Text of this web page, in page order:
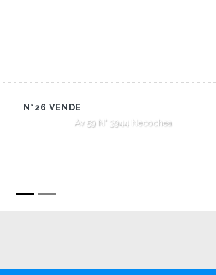
N°26 VENDE
Av 59 N° 3944 Necochea